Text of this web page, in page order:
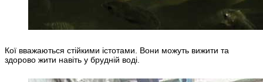
Кої вважаються стійкими істотами. Вони можуть вижити та
здорово жити навіть у брудній воді.